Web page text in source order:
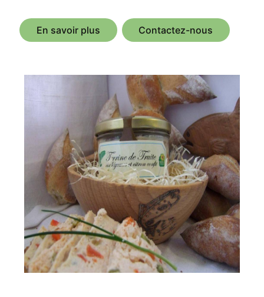
En savoir plus Contactez-nous